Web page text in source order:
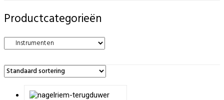
Productcategorieën